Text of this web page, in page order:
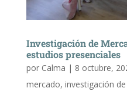
Investigación de
estudios presenciales
por Calma | 8 octubre,
mercado, investigación